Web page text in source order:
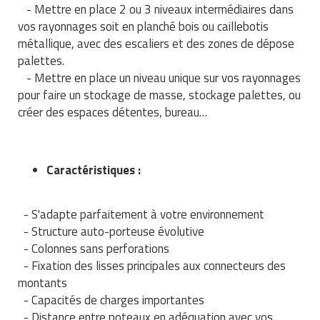
Ustensile cuisine professionnel
Vêtements personnalisés
Vitrines pour magasin
Traitement de l'air
Traitement des eaux
Trancheuse professionnelle
Transformateur électrique
Tuyau flexible
Tuyau galvanisé
Tuyau renforcé
Ventilateurs et aération d'atelier
Tapis de bureau
Tapis et caillebotis
Traitement des surfaces
Traitement du linge
Equipements de football
Equipements de karting
Equipements pour patinage
Equipements pour roller
Equipements pour stade et terrain
Jeu gymnique
Loisirs
Matériel de fitness
Pétrin professionnel
Piano de cuisson
Plats et plateaux
Pompes à sauce
Présentoir pour restaurant
Réchaud professionnel
Réfrigérateur professionnel
Restauration foraine
Robinetterie professionnelle
- Mettre en place 2 ou 3 niveaux intermédiaires dans
vos rayonnages soit en planché bois ou caillebotis
métallique, avec des escaliers et des zones de dépose
palettes.
- Mettre en place un niveau unique sur vos rayonnages
pour faire un stockage de masse, stockage palettes, ou
créer des espaces détentes, bureau…
Caractéristiques :
- S'adapte parfaitement à votre environnement
- Structure auto-porteuse évolutive
- Colonnes sans perforations
- Fixation des lisses principales aux connecteurs des
montants
- Capacités de charges importantes